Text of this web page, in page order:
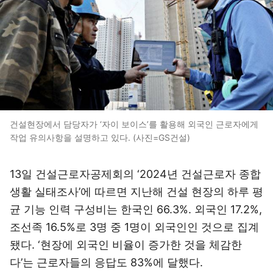
건설현장에서 담당자가 ‘자이 보이스’를 활용해 외국인 근로자에게
작업 유의사항을 설명하고 있다. (사진=GS건설)
13일 건설근로자공제회의 ‘2024년 건설근로자 종합
생활 실태조사’에 따르면 지난해 건설 현장의 하루 평
균 기능 인력 구성비는 한국인 66.3%. 외국인 17.2%,
조선족 16.5%로 3명 중 1명이 외국인인 것으로 집계
됐다. ‘현장에 외국인 비율이 증가한 것을 체감한
다’는 근로자들의 응답도 83%에 달했다.